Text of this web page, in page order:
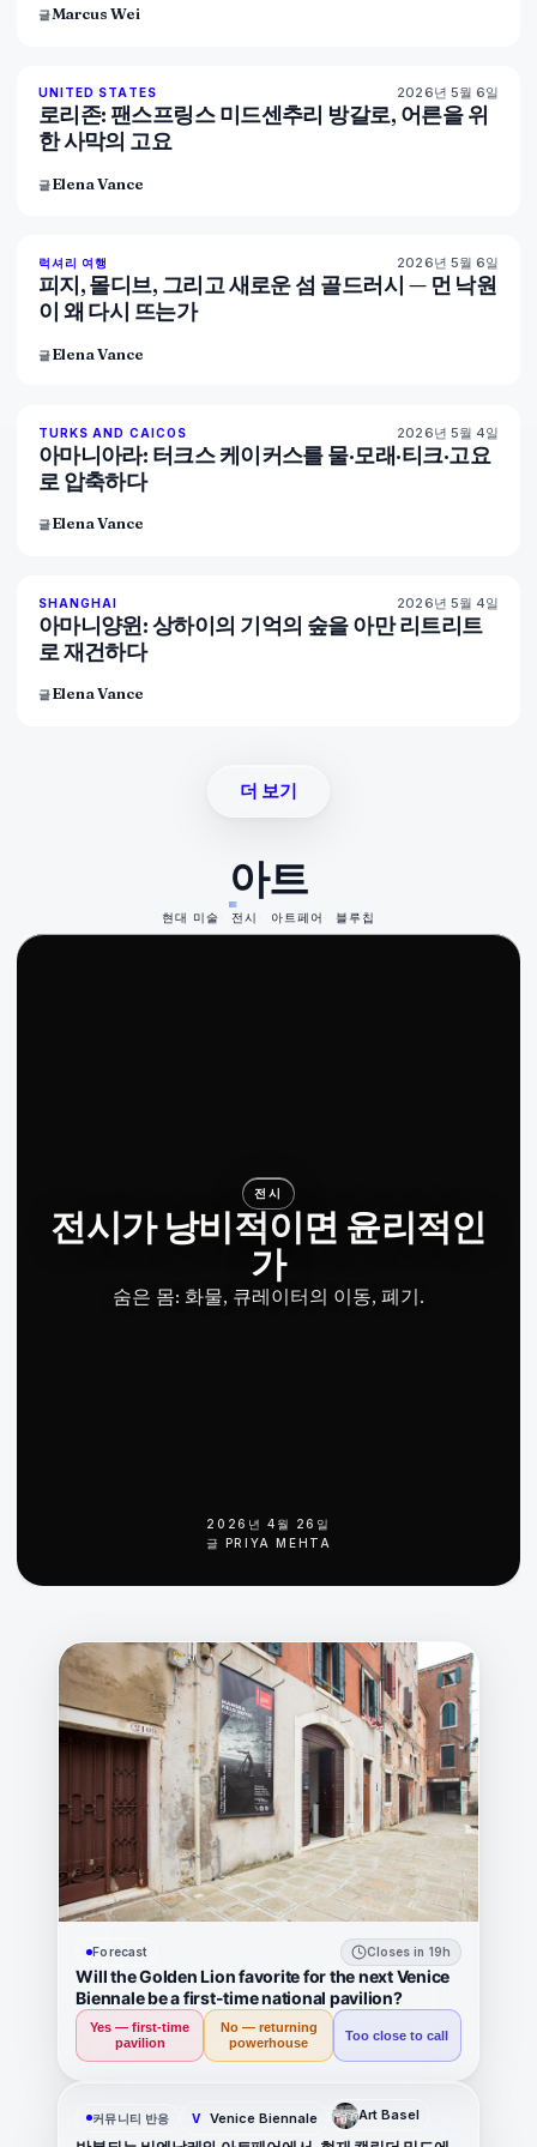
글Marcus Wei
92% 68
UNITED STATES 2026년 5월 6일
로리존: 팬스프링스 미드센추리 방갈로, 어른을 위
한 사막의 고요
글Elena Vance
84% 76
럭셔리 여행 2026년 5월 6일
피지, 몰디브, 그리고 새로운 섬 골드러시 — 먼 낙원
이 왜 다시 뜨는가
글Elena Vance
96% 60
TURKS AND CAICOS 2026년 5월 4일
아마니아라: 터크스 케이커스를 물·모래·티크·고요
로 압축하다
글Elena Vance
96% 78
SHANGHAI 2026년 5월 4일
아마니양윈: 상하이의 기억의 숲을 아만 리트리트
로 재건하다
글Elena Vance
더 보기
아트
현대 미술 전시 아트페어 블루칩
전시
전시가 낭비적이면 윤리적인
가
숨은 몸: 화물, 큐레이터의 이동, 폐기.
2026년 4월 26일
글 PRIYA MEHTA
Forecast Closes in 19h
Will the Golden Lion favorite for the next Venice
Biennale be a first-time national pavilion?
Yes — first-time
pavilion
No — returning
powerhouse
Too close to call
커뮤니티 반응 V Venice Biennale Art Basel